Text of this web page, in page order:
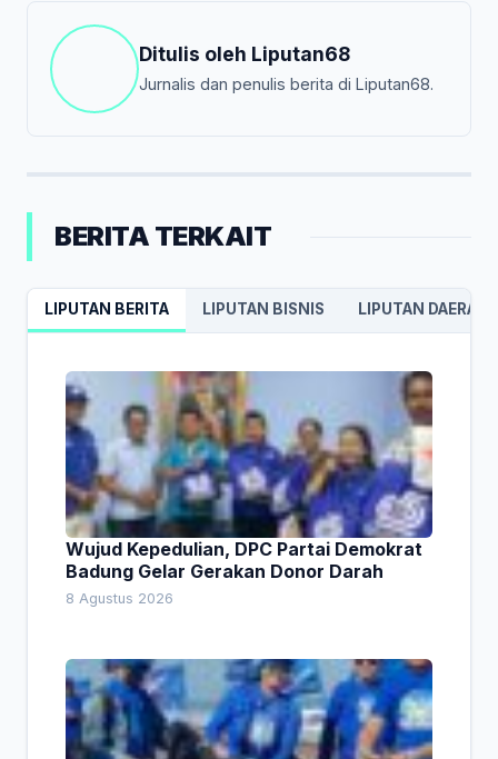
Ditulis oleh Liputan68
Jurnalis dan penulis berita di Liputan68.
BERITA TERKAIT
LIPUTAN BERITA LIPUTAN BISNIS LIPUTAN DAERAH
Wujud Kepedulian, DPC Partai Demokrat
Badung Gelar Gerakan Donor Darah
8 Agustus 2026